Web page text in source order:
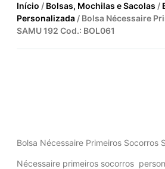
Início / Bolsas, Mochilas e Sacolas /
Personalizada / Bolsa Nécessaire
SAMU 192 Cod.: BOL061
Bolsa Nécessaire Primeiros Socorros
Nécessaire primeiros socorros